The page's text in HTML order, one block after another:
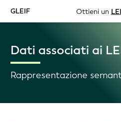
GLEIF Ottieni un LEI
Dati associati ai
Rappresentazione